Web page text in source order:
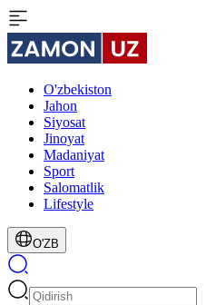
O'zbekiston
Jahon
Siyosat
Jinoyat
Madaniyat
Sport
Salomatlik
Lifestyle
O'ZB